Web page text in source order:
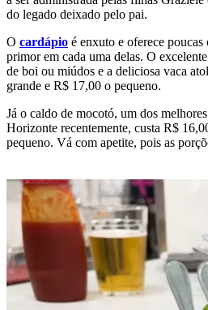
do legado deixado pelo pai.
O cardápio é enxuto e oferece
primor em cada uma delas. O
de boi ou miúdos e a deliciosa vaca
grande e R$ 17,00 o pequeno.
Já o caldo de mocotó, um dos
Horizonte recentemente, custa R$
pequeno. Vá com apetite, pois as